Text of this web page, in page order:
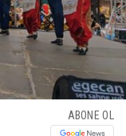
ABONE OL